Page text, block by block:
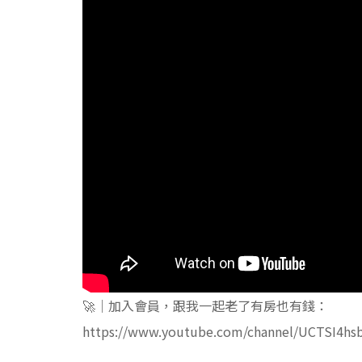
🚀｜加入會員，跟我一起老了有房也有錢：
https://www.youtube.com/channel/